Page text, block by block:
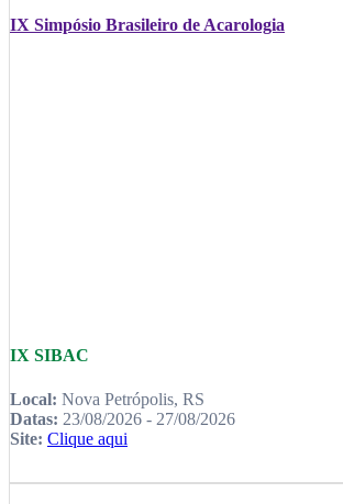
IX Simpósio Brasileiro de Acarologia
IX SIBAC
Local: Nova Petrópolis, RS
Datas: 23/08/2026 - 27/08/2026
Site: Clique aqui